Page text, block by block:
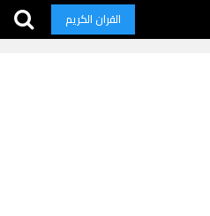
القران الكريم